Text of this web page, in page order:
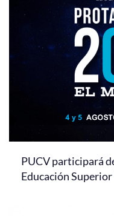
PUCV participará
Educación